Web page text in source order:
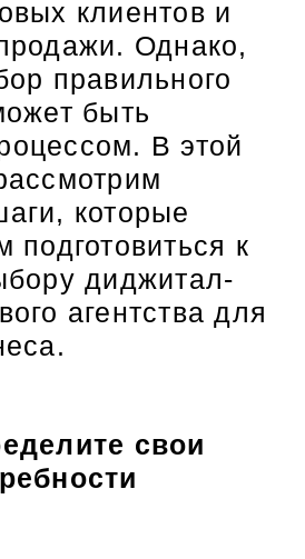
клиентов и
Однако,
правильного
быть
В этой
которые
подготовиться к
диджитал-
агентства для
свои